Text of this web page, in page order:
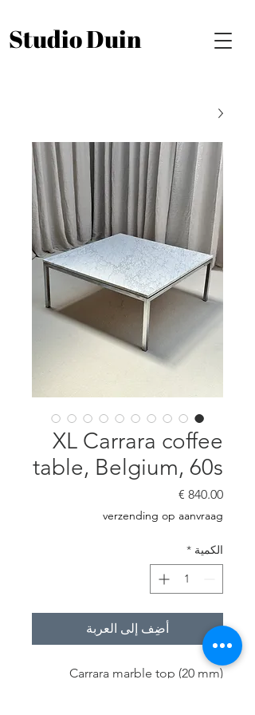
Studio Duin
XL Carrara coffee
table, Belgium, 60s
السعر
verzending op aanvraag
الكمية *
أضِف إلى العربة
Carrara marble top (20 mm)